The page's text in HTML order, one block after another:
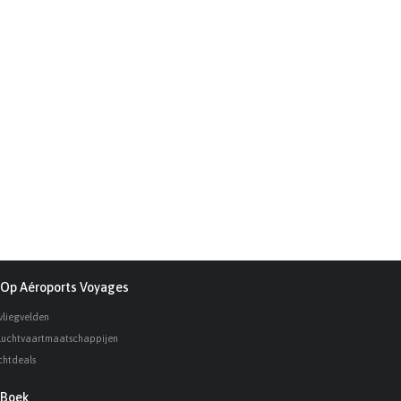
Op Aéroports Voyages
Boek